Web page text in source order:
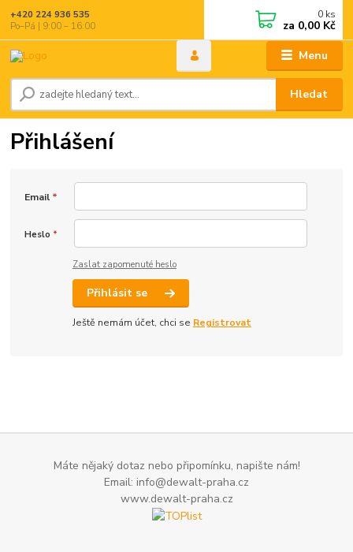
Menu
Hledat
+420 224 936 535
Po–Pá | 9:00 – 16:00
0 ks
za 0,00 Kč
Přihlášení
Email *
Heslo *
Zaslat zapomenuté heslo
Přihlásit se
Ještě nemám účet, chci se Registrovat
Máte nějaký dotaz nebo připomínku, napište nám!
Email: info@dewalt-praha.cz
www.dewalt-praha.cz